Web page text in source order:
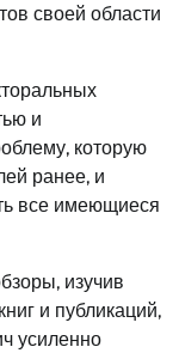
своей области
и
которую
ранее, и
все имеющиеся
изучив
и публикаций,
усиленно